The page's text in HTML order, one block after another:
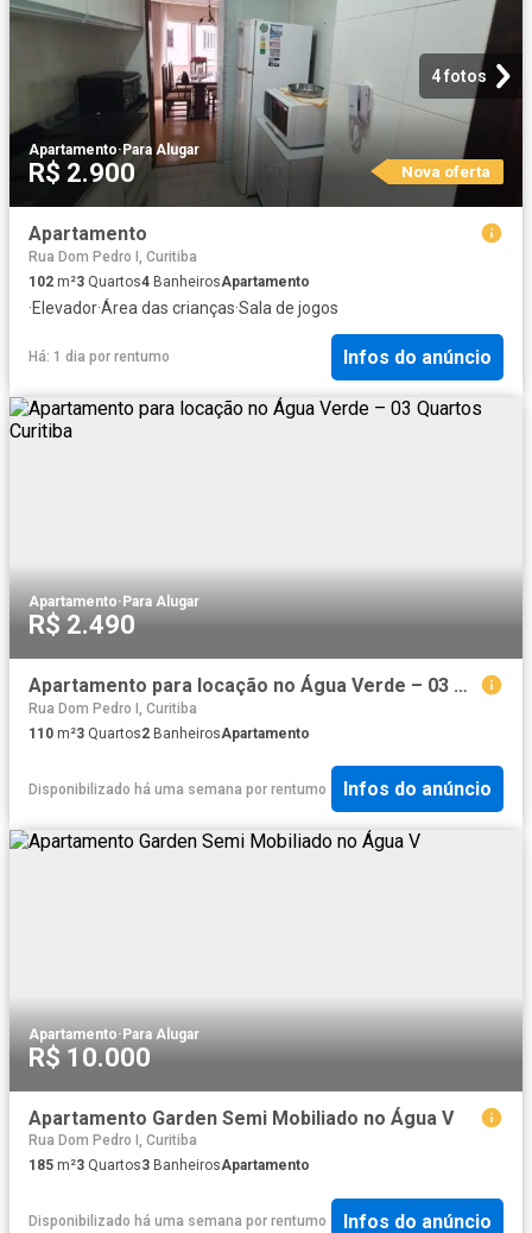
4 fotos
Apartamento·Para Alugar
R$ 2.900 Nova oferta
Apartamento
Rua Dom Pedro I, Curitiba
102 m²3 Quartos4 BanheirosApartamento
·Elevador·Área das crianças·Sala de jogos
Há: 1 dia por rentumo Infos do anúncio
Apartamento· Para Alugar
R$ 2.490
Apartamento para locação no Água Verde – 03 Quartos Curitiba
Rua Dom Pedro I, Curitiba
110 m²3 Quartos2 BanheirosApartamento
Disponibilizado há uma semana por rentumo Infos do anúncio
Apartamento·Para Alugar
R$ 10.000
Apartamento Garden Semi Mobiliado no Água V
Rua Dom Pedro I, Curitiba
185 m²3 Quartos3 BanheirosApartamento
Disponibilizado há uma semana por rentumo Infos do anúncio